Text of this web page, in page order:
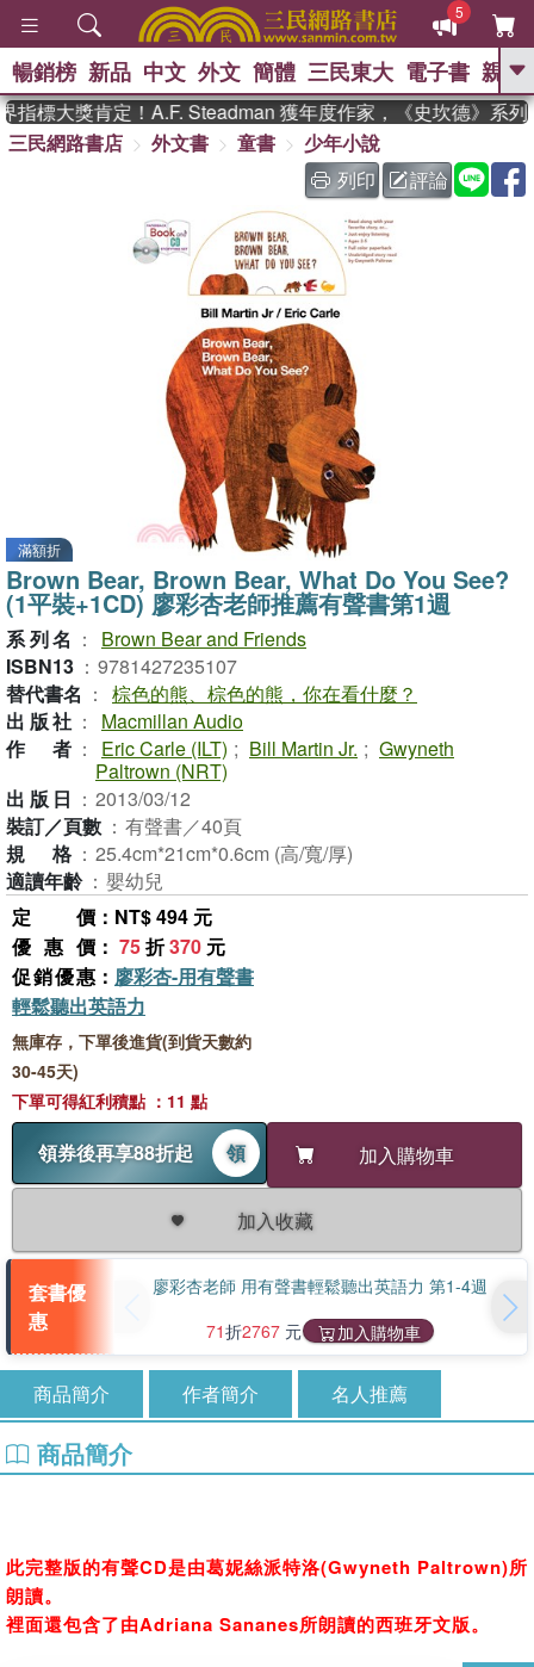
5
GO
熱搜： 東野圭吾 、
、 如果歷史是一群喵 、 暑期
國際布克獎 臺灣漫遊錄 、 方
念華 、 台灣的李登輝時代
孩：黎曼猜想 、 偉大的迷走神經
暢銷榜 新品 中文 外文 簡體 三民東大 電子書 親子
標大獎肯定！A.F. Steadman 獲年度作家，《史坎德》系列
三民網路書店
外文書 童書
少年小說
列印
評論
滿額折
Brown Bear, Brown Bear, What Do You See?
(1平裝+1CD) 廖彩杏老師推薦有聲書第1週
系列名 ：
Brown Bear and Friends
ISBN13 ： 9781427235107
替代書名 ： 棕色的熊、棕色的熊，你在看什麼？
出版社 ：
Macmillan Audio
作者 ： Eric Carle (ILT) ; Bill Martin Jr. ; Gwyneth
Paltrown (NRT)
出版日 ： 2013/03/12
裝訂／頁數 ： 有聲書／40頁
規格 ： 25.4cm*21cm*0.6cm (高/寬/厚)
適讀年齡 ： 嬰幼兒
定價 ：NT$ 494 元
優惠價 ： 75折370 元
促銷優惠 ： 廖彩杏-用有聲書
輕鬆聽出英語力
領券後再享88折起 領 加入購物車
加入收藏
無庫存，下單後進貨(到貨天數約
30-45天)
下單可得紅利積點 ：11 點
套書優
惠
廖彩杏老師 用有聲書輕鬆聽出英語力 第1-4週
71折2767 元 加入購物車
商品簡介 作者簡介 名人推薦
商品簡介
此完整版的有聲CD是由葛妮絲派特洛(Gwyneth Paltrown)所
朗讀。
裡面還包含了由Adriana Sananes所朗讀的西班牙文版。